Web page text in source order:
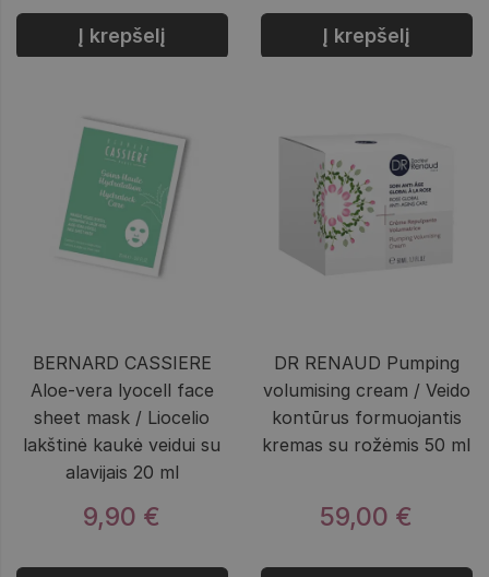
Į krepšelį Į krepšelį
BERNARD CASSIERE
Aloe-vera lyocell face
sheet mask / Liocelio
lakštinė kaukė veidui su
alavijais 20 ml
9,90 €
DR RENAUD Pumping
volumising cream / Veido
kontūrus formuojantis
kremas su rožėmis 50 ml
59,00 €